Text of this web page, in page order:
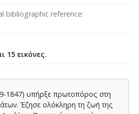
bibliographic reference
15 εικόνες.
1847) υπήρξε πρωτοπόρος στη
Έζησε ολόκληρη τη ζωή της